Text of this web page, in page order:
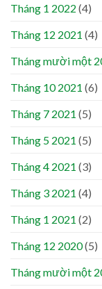
Tháng 1 2022 (4)
Tháng 12 2021 (4)
Tháng mười một
Tháng 10 2021 (6)
Tháng 7 2021 (5)
Tháng 5 2021 (5)
Tháng 4 2021 (3)
Tháng 3 2021 (4)
Tháng 1 2021 (2)
Tháng 12 2020(5)
Tháng mười một